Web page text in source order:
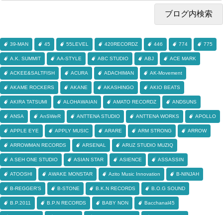
39-MAN 45 55LEVEL 420RECORDZ 446 774 775
A.K. SUMMIT AA-STYLE ABC STUDIO ABJ ACE MARK
ACKEE&SALTFISH ACURA ADACHIMAN AK-Movement
AKAME ROCKERS AKANE AKASHINGO AKIO BEATS
AKIRA TATSUMI ALOHAWAIAN AMATO RECORDZ ANDSUNS
ANSA AnSWeR ANTTENA STUDIO ANTTENA WORKS APOLLO
APPLE EYE APPLY MUSIC ARARE ARM STRONG ARROW
ARROWMAN RECORDS ARSENAL ARUZ STUDIO MUZIQ
A SEH ONE STUDIO ASIAN STAR ASIENCE ASSASSIN
ATOOSHI AWAKE MONSTAR Azito Music Innovation B-NINJAH
B-REGGER'S B-STONE B.K.N RECORDS B.O.G SOUND
B.P.2011 B.P.N RECORDS BABY NON Bacchanal45